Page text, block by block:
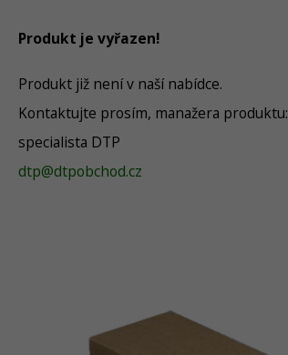
Produkt je vyřazen!
Produkt již není v naší nabídce.
Kontaktujte prosím, manažera produktu:
specialista DTP
dtp@dtpobchod.cz